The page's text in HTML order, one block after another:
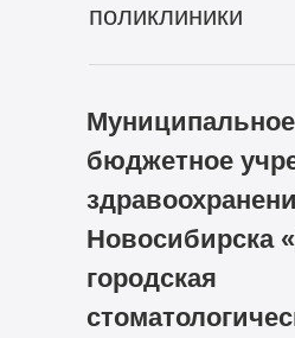
поликлиники
Муниципальное
бюджетное
Новосибирска
городская